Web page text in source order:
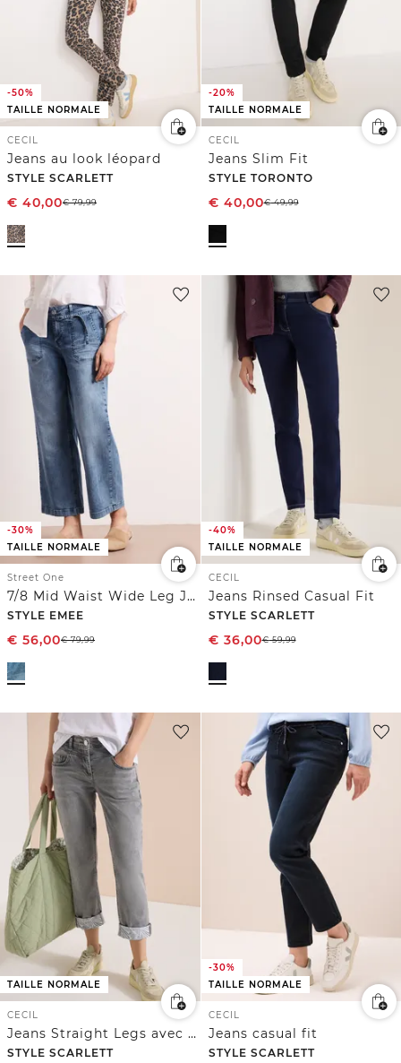
-50%
TAILLE NORMALE
CECIL
Jeans au look léopard
STYLE SCARLETT
€ 40,00€79,99
-20%
TAILLE NORMALE
CECIL
Jeans Slim Fit
STYLE TORONTO
€ 40,00€49,99
-30%
TAILLE NORMALE
Street One
7/8 Mid Waist Wide Leg Jeans à rayures
STYLE EMEE
€ 56,00€79,99
-40%
TAILLE NORMALE
CECIL
Jeans Rinsed Casual Fit
STYLE SCARLETT
€ 36,00€59,99
TAILLE NORMALE
CECIL
Jeans Straight Legs avec détail d'ourlet
STYLE SCARLETT
-30%
TAILLE NORMALE
CECIL
Jeans casual fit
STYLE SCARLETT